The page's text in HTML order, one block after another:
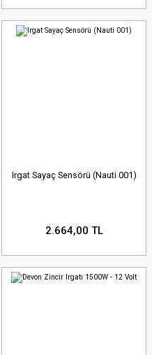
Irgat Sayaç Sensörü (Nauti 001)
2.664,00 TL